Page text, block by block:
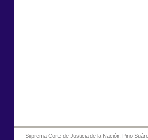
Suprema Corte de Justicia de la Nación: Pino